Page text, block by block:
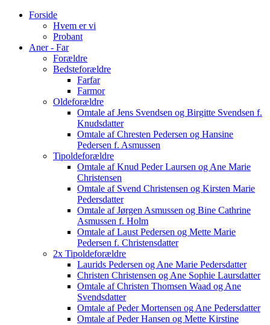
Forside
Hvem er vi
Probant
Aner - Far
Forældre
Bedsteforældre
Farfar
Farmor
Oldeforældre
Omtale af Jens Svendsen og Birgitte Svendsen f.
Knudsdatter
Omtale af Chresten Pedersen og Hansine
Pedersen f. Asmussen
Tipoldeforældre
Omtale af Knud Peder Laursen og Ane Marie
Christensen
Omtale af Svend Christensen og Kirsten Marie
Pedersdatter
Omtale af Jørgen Asmussen og Bine Cathrine
Asmussen f. Holm
Omtale af Laust Pedersen og Mette Marie
Pedersen f. Christensdatter
2x Tipoldeforældre
Laurids Pedersen og Ane Marie Pedersdatter
Christen Christensen og Ane Sophie Laursdatter
Omtale af Christen Thomsen Waad og Ane
Svendsdatter
Omtale af Peder Mortensen og Ane Pedersdatter
Omtale af Peder Hansen og Mette Kirstine